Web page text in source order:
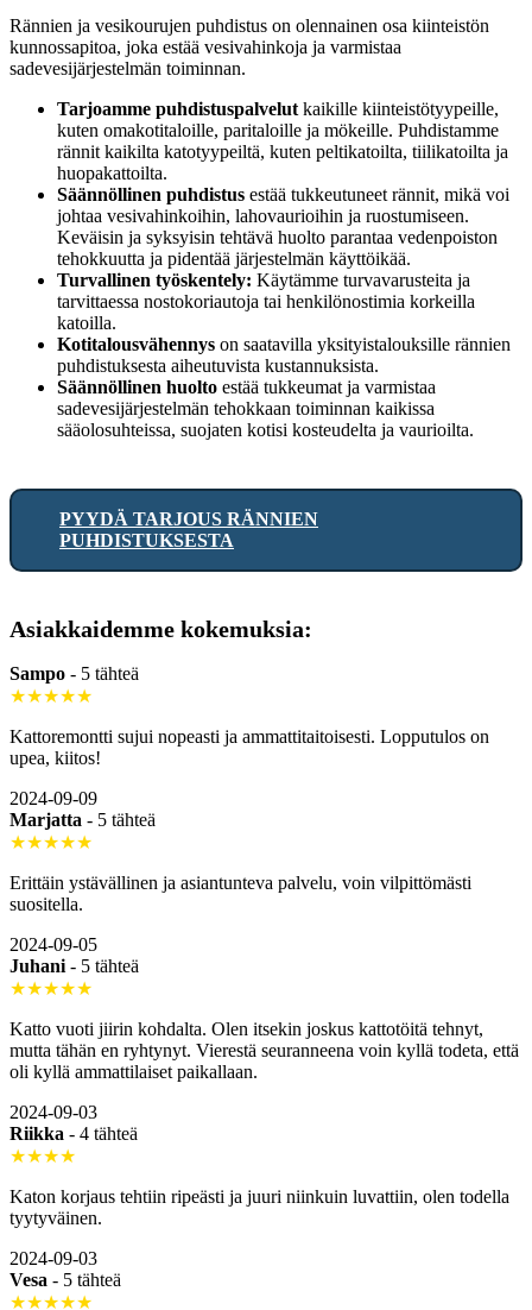
Rännien ja vesikourujen puhdistus on olennainen osa kiinteistön
kunnossapitoa, joka estää vesivahinkoja ja varmistaa
sadevesijärjestelmän toiminnan.
Tarjoamme puhdistuspalvelut kaikille kiinteistötyypeille,
kuten omakotitaloille, paritaloille ja mökeille. Puhdistamme
rännit kaikilta katotyypeiltä, kuten peltikatoilta, tiilikatoilta ja
huopakattoilta.
Säännöllinen puhdistus estää tukkeutuneet rännit, mikä voi
johtaa vesivahinkoihin, lahovaurioihin ja ruostumiseen.
Keväisin ja syksyisin tehtävä huolto parantaa vedenpoiston
tehokkuutta ja pidentää järjestelmän käyttöikää.
Turvallinen työskentely: Käytämme turvavarusteita ja
tarvittaessa nostokoriautoja tai henkilönostimia korkeilla
katoilla.
Kotitalousvähennys on saatavilla yksityistalouksille rännien
puhdistuksesta aiheutuvista kustannuksista.
Säännöllinen huolto estää tukkeumat ja varmistaa
sadevesijärjestelmän tehokkaan toiminnan kaikissa
sääolosuhteissa, suojaten kotisi kosteudelta ja vaurioilta.
PYYDÄ TARJOUS RÄNNIEN
PUHDISTUKSESTA
Asiakkaidemme kokemuksia:
Sampo - 5 tähteä
★★★★★
Kattoremontti sujui nopeasti ja ammattitaitoisesti. Lopputulos on
upea, kiitos!
2024-09-09
Marjatta - 5 tähteä
★★★★★
Erittäin ystävällinen ja asiantunteva palvelu, voin vilpittömästi
suositella.
2024-09-05
Juhani - 5 tähteä
★★★★★
Katto vuoti jiirin kohdalta. Olen itsekin joskus kattotöitä tehnyt,
mutta tähän en ryhtynyt. Vierestä seuranneena voin kyllä todeta, että
oli kyllä ammattilaiset paikallaan.
2024-09-03
Riikka - 4 tähteä
★★★★
Katon korjaus tehtiin ripeästi ja juuri niinkuin luvattiin, olen todella
tyytyväinen.
2024-09-03
Vesa - 5 tähteä
★★★★★